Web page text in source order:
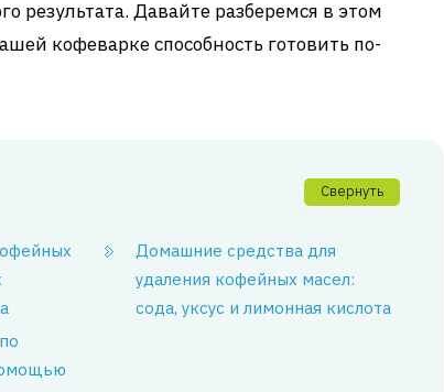
результата. Давайте разберемся в этом
кофеварке способность готовить по-
Свернуть
Домашние средства для
удаления кофейных масел:
сода, уксус и лимонная кислота